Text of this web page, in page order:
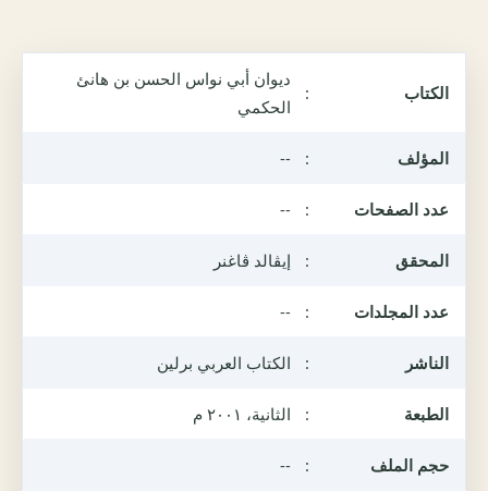
الكتاب :
ديوان أبي نواس الحسن بن هانئ
الحكمي
المؤلف :
--
عدد الصفحات :
--
المحقق : إيڤالد ڤاغنر
عدد المجلدات :
--
الناشر : الكتاب العربي برلين
الطبعة : الثانية، ٢٠٠١ م
حجم الملف :
--